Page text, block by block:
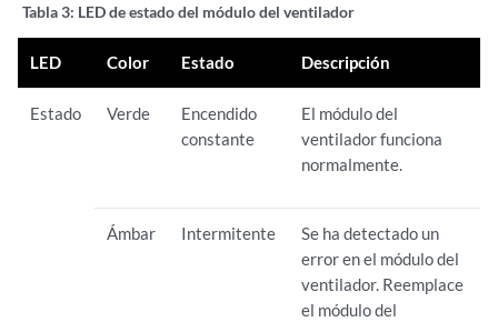
Tabla 3: LED de estado del módulo del ventilador
LED Color Estado Descripción
Estado Verde
Encendido
constante
El módulo del
ventilador funciona
normalmente.
Ámbar Intermitente
Se ha detectado un
error en el módulo del
ventilador. Reemplace
el módulo del